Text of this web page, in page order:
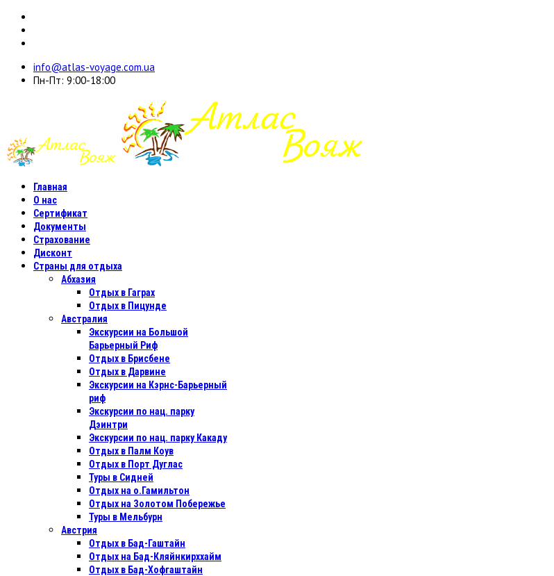
info@atlas-voyage.com.ua
Пн-Пт: 9:00-18:00
Главная
О нас
Сертификат
Документы
Страхование
Дисконт
Страны для отдыха
Абхазия
Отдых в Гаграх
Отдых в Пицунде
Австралия
Экскурсии на Большой
Барьерный Риф
Отдых в Бриcбене
Отдых в Дарвине
Экскурсии на Кэрнс-Барьерный
риф
Экскурсии по нац. парку
Дэинтри
Экскурсии по нац. парку Какаду
Отдых в Палм Коув
Отдых в Порт Дуглас
Туры в Сидней
Отдых на о.Гамильтон
Отдых на Золотом Побережье
Туры в Мельбурн
Австрия
Отдых в Бад-Гаштайн
Отдых на Бад-Кляйнкирххайм
Отдых в Бад-Хофгаштайн